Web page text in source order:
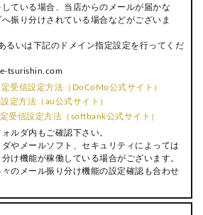
ている場合、当店からのメールが届かな
振り分けされている場合などがございま
るいは下記のドメイン指定設定を行ってくだ
tsurishin.com
受信設定方法（DoCoMo公式サイト）
定方法（au公式サイト）
受信設定方法（softbank公式サイト）
ルダ内もご確認下さい。
やメールソフト、セキュリティによっては
け機能が稼働している場合がございます。
のメール振り分け機能の設定確認も合わせ